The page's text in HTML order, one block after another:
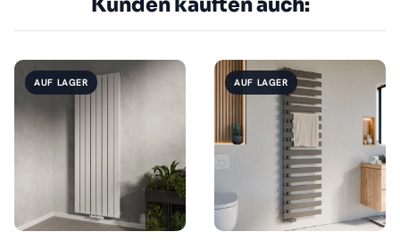
Kunden kauften auch:
AUF LAGER AUF LAGER